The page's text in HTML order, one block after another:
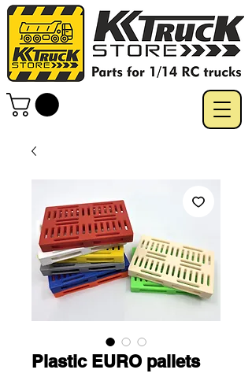
Plastic EURO pallets